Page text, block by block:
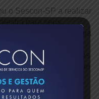
o Sescon-SP a realizar
para seus
na Estratégia
Organizacional
melhor como as
ser efetivamente
para gerar
de cultura